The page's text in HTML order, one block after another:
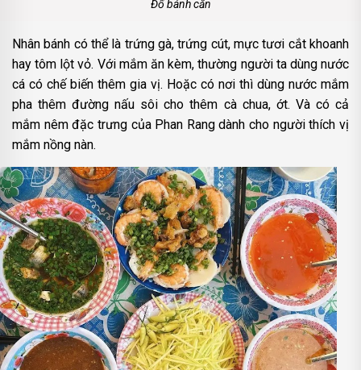
Đổ bánh căn
Nhân bánh có thể là trứng gà, trứng cút, mực tươi cắt khoanh
hay tôm lột vỏ. Với mắm ăn kèm, thường người ta dùng nước
cá có chế biến thêm gia vị. Hoặc có nơi thì dùng nước mắm
pha thêm đường nấu sôi cho thêm cà chua, ớt. Và có cả
mắm nêm đặc trưng của Phan Rang dành cho người thích vị
mắm nồng nàn.